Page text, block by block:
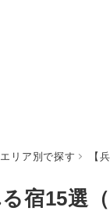
エリア別で探す 【
る宿15選